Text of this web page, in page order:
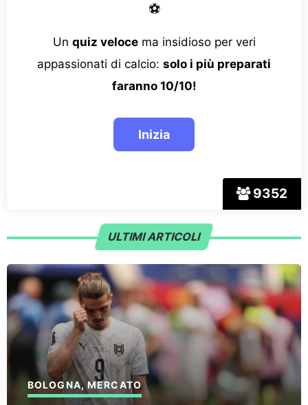
9352
⚽
Un quiz velocema insidioso per veri
appassionati di calcio: solo i più preparati
faranno 10/10!
ULTIMI ARTICOLI
BOLOGNA,MERCATO